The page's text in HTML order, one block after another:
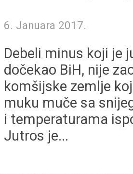
6. Januara 2017.
Debeli minus koji je
dočekao BiH, nije
komšijske zemlje
muku muče sa
i temperaturama
Jutros je...